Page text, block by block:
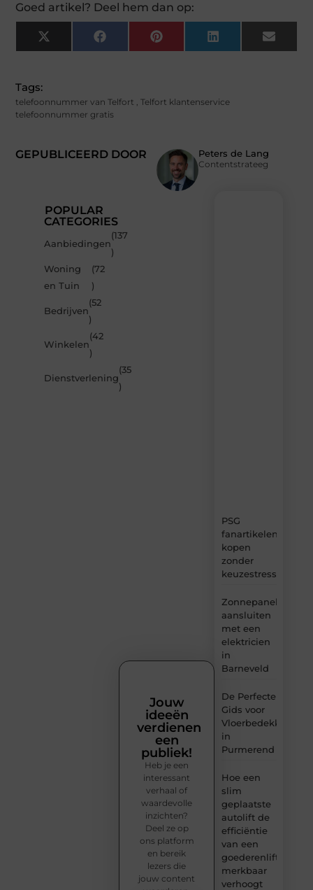
Goed artikel? Deel hem dan op:
X
(Twitter)
FacebookPinterest LinkedIn Email
GEPUBLICEERD DOOR Peters de Lang
Contentstrateeg
Tags:
telefoonnummer van Telfort , Telfort klantenservice
telefoonnummer gratis
POPULAR
CATEGORIES
Aanbiedingen
(137
)
Woning
en Tuin
(72
)
Bedrijven
(52
)
Winkelen
(42
)
Dienstverlening
(35
)
PSG
fanartikelen
kopen
zonder
keuzestress
Zonnepanelen
aansluiten
met een
elektricien
in
Barneveld
De Perfecte
Gids voor
Vloerbedekking
in
Purmerend
Hoe een
slim
geplaatste
autolift de
efficiëntie
van een
goederenlift
merkbaar
verhoogt
Jouw
ideeën
verdienen
een
publiek!
Heb je een
interessant
verhaal of
waardevolle
inzichten?
Deel ze op
ons platform
en bereik
lezers die
jouw content